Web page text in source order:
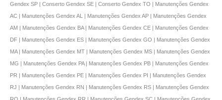
Gendex SP | Conserto Gendex SE | Conserto Gendex TO | Manutenções Gendex
AC | Manutenções Gendex AL | Manutenções Gendex AP | Manutenções Gendex
AM | Manutenções Gendex BA | Manutenções Gendex CE | Manutenções Gendex
DF | Manutenções Gendex ES | Manutenções Gendex GO | Manutenções Gendex
MA | Manutenções Gendex MT | Manutenções Gendex MS | Manutenções Gendex
MG | Manutenções Gendex PA | Manutenções Gendex PB | Manutenções Gendex
PR | Manutenções Gendex PE | Manutenções Gendex PI | Manutenções Gendex
RJ | Manutenções Gendex RN | Manutenções Gendex RS | Manutenções Gendex